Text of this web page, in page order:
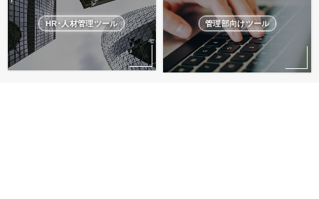
HR･人材管理ツール 管理部向けツール